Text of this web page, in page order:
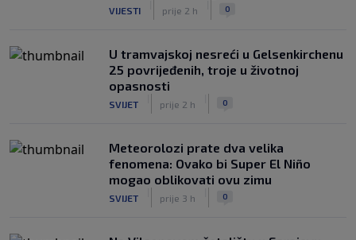
VIJESTI prije 2 h 0
U tramvajskoj nesreći u Gelsenkirchenu
25 povrijeđenih, troje u životnoj
opasnosti
SVIJET prije 2 h 0
Meteorolozi prate dva velika
fenomena: Ovako bi Super El Niño
mogao oblikovati ovu zimu
SVIJET prije 3 h 0